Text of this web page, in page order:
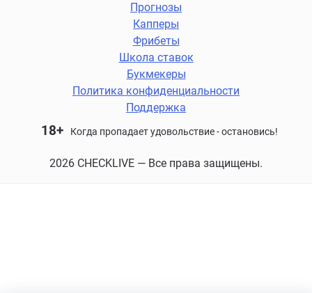
Прогнозы
Капперы
Фрибеты
Школа ставок
Букмекеры
Политика конфиденциальности
Поддержка
18+ Когда пропадает удовольствие - остановись!
2026 CHECKLIVE — Все права защищены.